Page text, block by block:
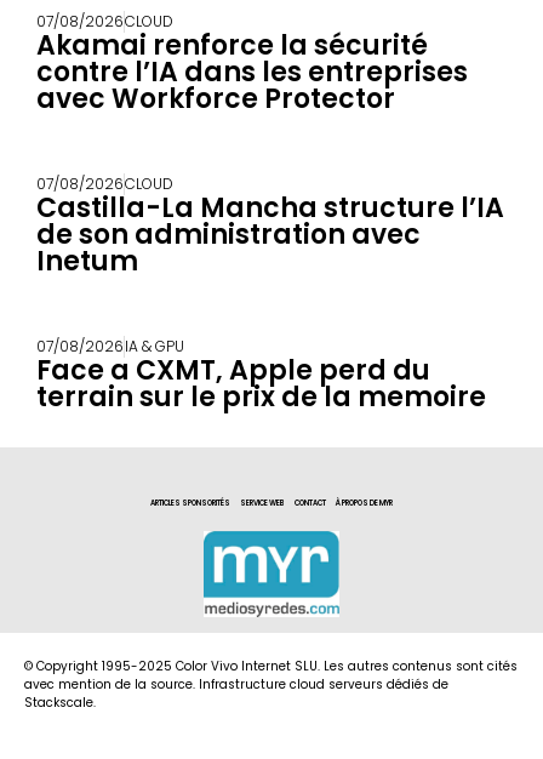
07/08/2026CLOUD
Akamai renforce la sécurité
contre l’IA dans les entreprises
avec Workforce Protector
07/08/2026CLOUD
Castilla-La Mancha structure l’IA
de son administration avec
Inetum
07/08/2026IA & GPU
Face a CXMT, Apple perd du
terrain sur le prix de la memoire
ARTICLES SPONSORITÉS SERVICE WEB CONTACT À PROPOS DE MYR
© Copyright 1995-2025 Color Vivo Internet SLU. Les autres contenus sont cités
avec mention de la source. Infrastructure cloud serveurs dédiés de
Stackscale.